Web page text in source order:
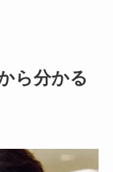
ら分かる